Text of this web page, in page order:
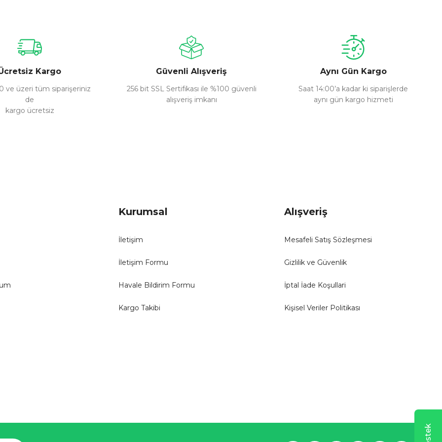
Kargo
ve üzeri tüm siparişeriniz
de
kargo ücretsiz
Güvenli Alışveriş
256 bit SSL Sertifikası ile %100 güvenli
alışveriş imkanı
Aynı Gün Kargo
Saat 14:00’a kadar ki siparişlerde
aynı gün kargo hizmeti
Kurumsal
İletişim
İletişim Formu
Havale Bildirim Formu
Kargo Takibi
Alışveriş
Mesafeli Satış Sözleşmesi
Gizlilik ve Güvenlik
İptal İade Koşullari
Kişisel Veriler Politikası